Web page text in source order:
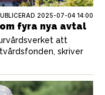
2025-07-04 14:00
fyra nya avtal
att
skriver